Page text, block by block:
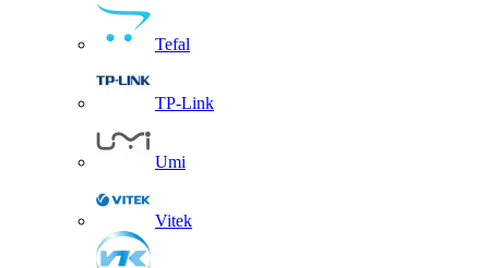
Tefal
TP-Link
Umi
Vitek